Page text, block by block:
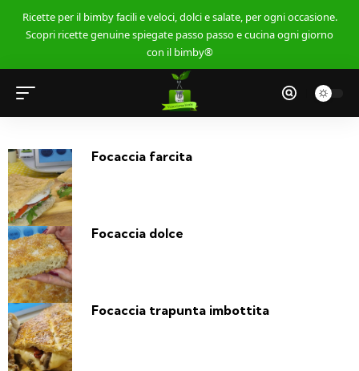
Ricette per il bimby facili e veloci, dolci e salate, per ogni occasione.
Scopri ricette genuine spiegate passo passo e cucina ogni giorno
con il bimby®
Focaccia farcita
Focaccia dolce
Focaccia trapunta imbottita